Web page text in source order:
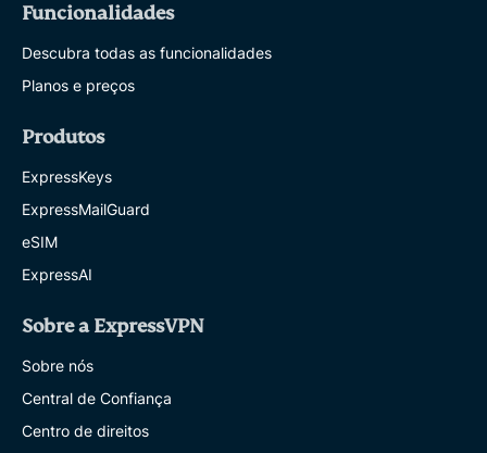
Funcionalidades
Descubra todas as funcionalidades
Planos e preços
Produtos
ExpressKeys
ExpressMailGuard
eSIM
ExpressAI
Sobre a ExpressVPN
Sobre nós
Central de Confiança
Centro de direitos